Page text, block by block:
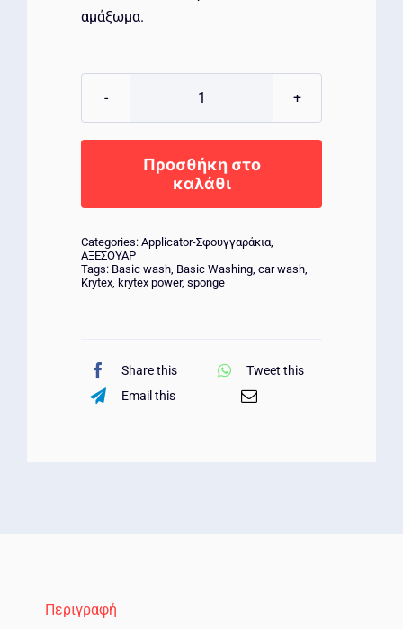
αμάξωμα.
Guitar
Sponge
big
Προσθήκη στο
καλάθι
Categories: Applicator-Σφουγγαράκια,
ΑΞΕΣΟΥΑΡ
Tags: Basic wash, Basic Washing, car wash,
Krytex, krytex power, sponge
Share this
Tweet this
Email this
Περιγραφή